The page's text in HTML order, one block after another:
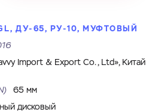
какую информацию
время.
ДУ-65, РУ-10, МУФТОВЫЙ
Import & Export Co., Ltd», Китай
65 мм
дисковый